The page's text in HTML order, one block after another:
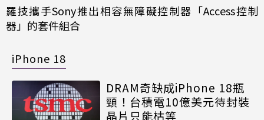
羅技攜手Sony推出相容無障礙控制器「Access控制
器」的套件組合
iPhone 18
DRAM奇缺成iPhone 18瓶
頸！台積電10億美元待封裝
晶片只能枯等